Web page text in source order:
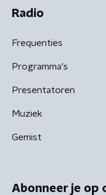
Radio
Frequenties
Programma's
Presentatoren
Muziek
Gemist
Abonneer je op